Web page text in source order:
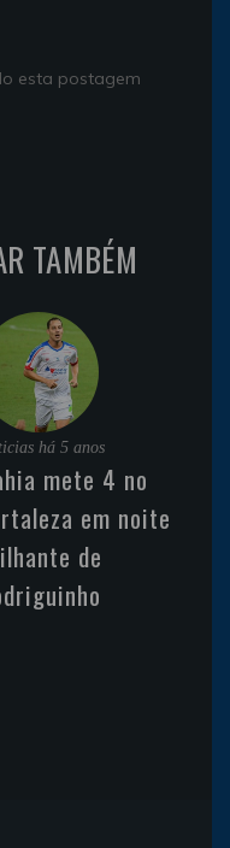
esta postagem
TAMBÉM
há 5 anos
mete 4 no
em noite
de